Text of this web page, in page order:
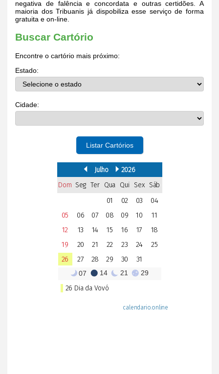
negativa de falência e concordata e outras certidões. A
maioria dos Tribuanis já dispobiliza esse serviço de forma
gratuita e on-line.
Buscar Cartório
Encontre o cartório mais próximo:
Estado:
Cidade:
Listar Cartórios